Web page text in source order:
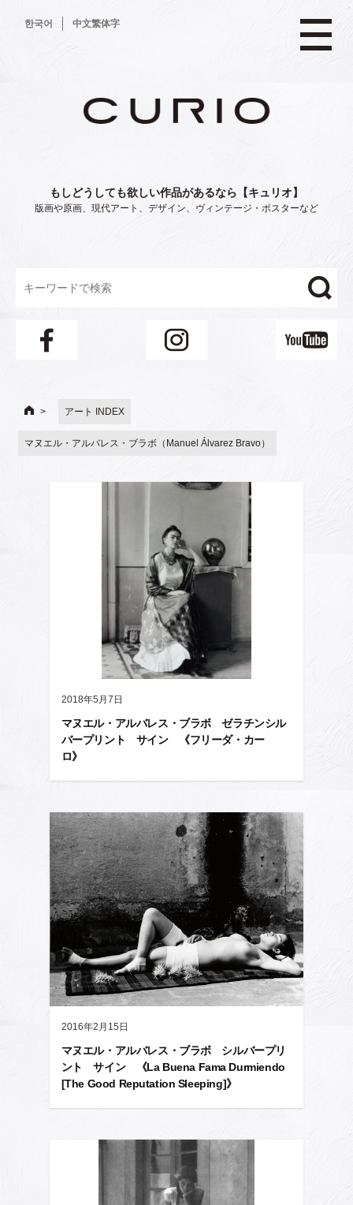
한국어 中文繁体字
もしどうしても欲しい作品があるなら【キュリオ】
版画や原画、現代アート、デザイン、ヴィンテージ・ポスターなど
アート INDEX
マヌエル・アルバレス・ブラボ（Manuel Álvarez Bravo）
2018年5月7日
マヌエル・アルバレス・ブラボ ゼラチンシル
バープリント サイン 《フリーダ・カー
ロ》
2016年2月15日
マヌエル・アルバレス・ブラボ シルバープリ
ント サイン 《La Buena Fama Durmiendo
[The Good Reputation Sleeping]》